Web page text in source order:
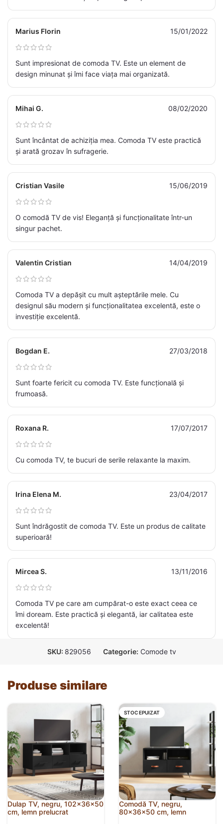
Marius Florin 15/01/2022
Sunt impresionat de comoda TV. Este un element de
design minunat și îmi face viața mai organizată.
Mihai G. 08/02/2020
Sunt încântat de achiziția mea. Comoda TV este practică
și arată grozav în sufragerie.
Cristian Vasile 15/06/2019
O comodă TV de vis! Eleganță și funcționalitate într-un
singur pachet.
Valentin Cristian 14/04/2019
Comoda TV a depășit cu mult așteptările mele. Cu
designul său modern și funcționalitatea excelentă, este o
investiție excelentă.
Bogdan E. 27/03/2018
Sunt foarte fericit cu comoda TV. Este funcțională și
frumoasă.
Roxana R. 17/07/2017
Cu comoda TV, te bucuri de serile relaxante la maxim.
Irina Elena M. 23/04/2017
Sunt îndrăgostit de comoda TV. Este un produs de calitate
superioară!
Mircea S. 13/11/2016
Comoda TV pe care am cumpărat-o este exact ceea ce
îmi doream. Este practică și elegantă, iar calitatea este
excelentă!
SKU: 829056 Categorie: Comode tv
Produse similare
Dulap TV, negru, 102x36x50
cm, lemn prelucrat
STOC EPUIZAT
Comodă TV, negru,
80x36x50 cm, lemn